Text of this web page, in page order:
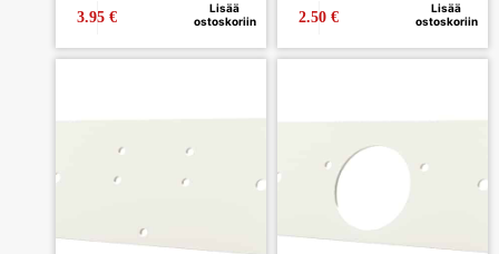
3.95€
Lisää
ostoskoriin
2.50€
Lisää
ostoskoriin